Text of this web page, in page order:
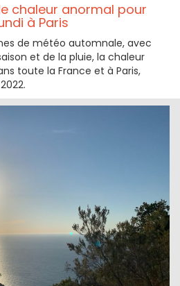
chaleur anormal pour
à Paris
de météo automnale, avec
et de la pluie, la chaleur
toute la France et à Paris,